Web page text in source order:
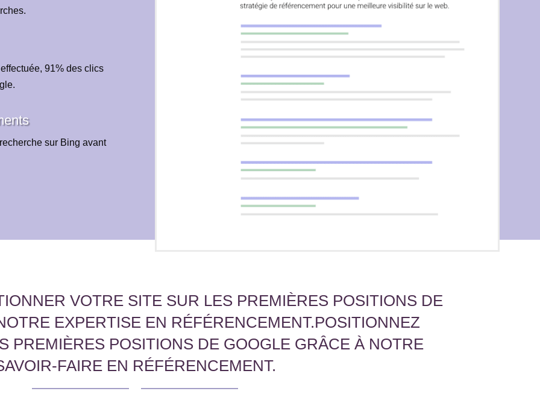
91% des clics
sur Bing avant
VOTRE SITE SUR LES PREMIÈRES POSITIONS DE
EXPERTISE EN RÉFÉRENCEMENT.POSITIONNEZ
PREMIÈRES POSITIONS DE GOOGLE GRÂCE À NOTRE
FAIRE EN RÉFÉRENCEMENT.